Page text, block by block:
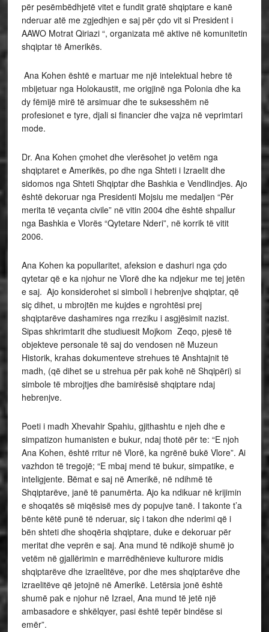
për pesëmbëdhjetë vitet e fundit gratë shqiptare e kanë
nderuar atë me zgjedhjen e saj për çdo vit si President i
AAWO Motrat Qiriazi “, organizata më aktive në komunitetin
shqiptar të Amerikës.
Ana Kohen është e martuar me një intelektual hebre të
mbijetuar nga Holokaustit, me origjinë nga Polonia dhe ka
dy fëmijë mirë të arsimuar dhe te suksesshëm në
profesionet e tyre, djali si financier dhe vajza në veprimtari
mode.
Dr. Ana Kohen çmohet dhe vlerësohet jo vetëm nga
shqiptaret e Amerikës, po dhe nga Shteti i Izraelit dhe
sidomos nga Shteti Shqiptar dhe Bashkia e Vendlindjes. Ajo
është dekoruar nga Presidenti Mojsiu me medaljen “Për
merita të veçanta civile” në vitin 2004 dhe është shpallur
nga Bashkia e Vlorës “Qytetare Nderi”, në korrik të vitit
2006.
Ana Kohen ka popullaritet, afeksion e dashuri nga çdo
qytetar që e ka njohur ne Vlorë dhe ka ndjekur me tej jetën
e saj. Ajo konsiderohet si simboli i hebrenjve shqiptar, që
siç dihet, u mbrojtën me kujdes e ngrohtësi prej
shqiptarëve dashamires nga rreziku i asgjësimit nazist.
Sipas shkrimtarit dhe studiuesit Mojkom Zeqo, pjesë të
objekteve personale të saj do vendosen në Muzeun
Historik, krahas dokumenteve strehues të Anshtajnit të
madh, (që dihet se u strehua për pak kohë në Shqipëri) si
simbole të mbrojtjes dhe bamirësisë shqiptare ndaj
hebrenjve.
Poeti i madh Xhevahir Spahiu, gjithashtu e njeh dhe e
simpatizon humanisten e bukur, ndaj thotë për te: “E njoh
Ana Kohen, është rritur në Vlorë, ka ngrënë bukë Vlore”. Ai
vazhdon të tregojë; “E mbaj mend të bukur, simpatike, e
inteligjente. Bëmat e saj në Amerikë, në ndihmë të
Shqiptarëve, janë të panumërta. Ajo ka ndikuar në krijimin
e shoqatës së miqësisë mes dy popujve tanë. I takonte t’a
bënte këtë punë të nderuar, siç i takon dhe nderimi që i
bën shteti dhe shoqëria shqiptare, duke e dekoruar për
meritat dhe veprën e saj. Ana mund të ndikojë shumë jo
vetëm në gjallërimin e marrëdhënieve kulturore midis
shqiptarëve dhe izraelitëve, por dhe mes shqiptarëve dhe
izraelitëve që jetojnë në Amerikë. Letërsia jonë është
shumë pak e njohur në Izrael, Ana mund të jetë një
ambasadore e shkëlqyer, pasi është tepër bindëse si
emër”.